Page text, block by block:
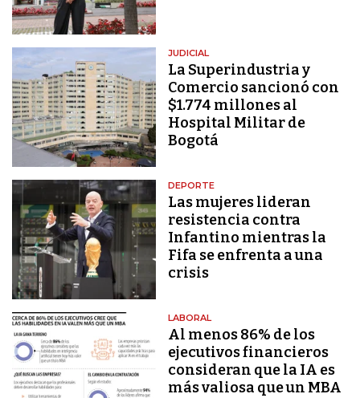
JUDICIAL
La Superindustria y
Comercio sancionó con
$1.774 millones al
Hospital Militar de
Bogotá
DEPORTE
Las mujeres lideran
resistencia contra
Infantino mientras la
Fifa se enfrenta a una
crisis
LABORAL
Al menos 86% de los
ejecutivos financieros
consideran que la IA es
más valiosa que un MBA